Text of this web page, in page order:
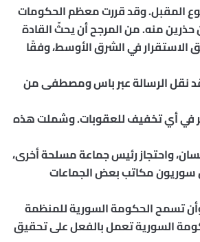
المقبل. وقد قررت معظم الحكومات
حذرين منه. من المرجح أن يحثّ القادة
في الشرق الأوسط، وفقًا
وقد نقل الرسالة عبر باس ومصطفى من
في أي تخفيف للعقوبات. وشملت هذه
واحتجاز رئيس جماعة مسلحة أخرى،
سوريون مكاتب بعض الجماعات
تسمح الحكومة السورية للمنظمة
السورية تعمل بالفعل على تحقيق